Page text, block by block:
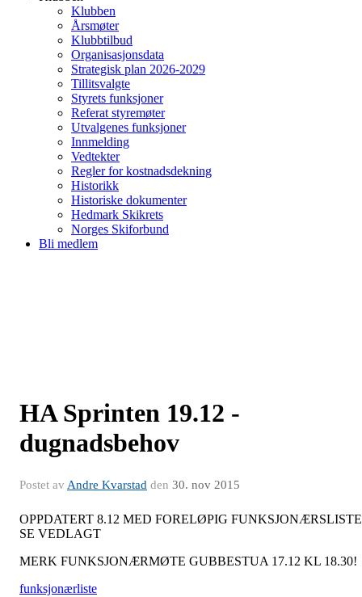
Klubben
Årsmøter
Klubbtilbud
Organisasjonsdata
Strategisk plan 2026-2029
Tillitsvalgte
Styrets funksjoner
Referat styremøter
Utvalgenes funksjoner
Innmelding
Vedtekter
Regler for kostnadsdekning
Historikk
Historiske dokumenter
Hedmark Skikrets
Norges Skiforbund
Bli medlem
HA Sprinten 19.12 -
dugnadsbehov
Postet av Andre Kvarstad den 30. nov 2015
OPPDATERT 8.12 MED FORELØPIG
SE VEDLAGT
MERK FUNKSJONÆRMØTE GUBBESTUA 17.12 KL 18.30!
funksjonærliste